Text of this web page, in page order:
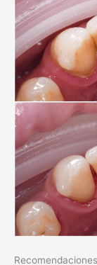
Cepillado
Antes de tu cita
de realizar un
dificultar el